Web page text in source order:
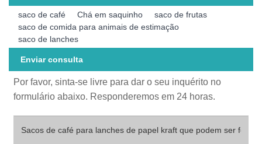
saco de café Chá em saquinho
saco de frutas
saco de comida para animais de estimação
saco de lanches
Enviar consulta
Por favor, sinta-se livre para dar o seu inquérito no
formulário abaixo. Responderemos em 24 horas.